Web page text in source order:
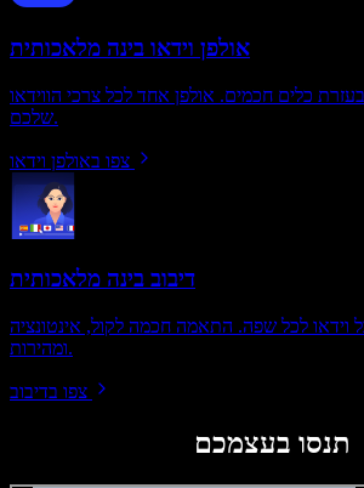
אולפן וידאו בינה מלאכותית
כלים חכמים. אולפן אחד לכל צרכי הווידאו
שלכם.
צפו באולפן וידאו
דיבוב בינה מלאכותית
וידאו לכל שפה. התאמה חכמה לקול, אינטונציה
ומהירות.
צפו בדיבוב
תנסו בעצמכם